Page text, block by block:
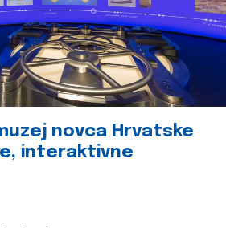
novca Hrvatske
interaktivne